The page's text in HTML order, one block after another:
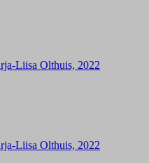
Liisa Olthuis, 2022
Liisa Olthuis, 2022